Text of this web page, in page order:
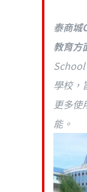
泰商
教育方
School
學校，
更多使
能。